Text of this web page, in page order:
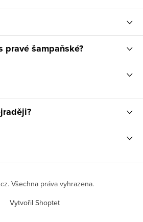
pravé šampaňské?
Vytvořil Shoptet
. Všechna práva vyhrazena.